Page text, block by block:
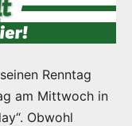
Renntag
am Mittwoch in
Obwohl